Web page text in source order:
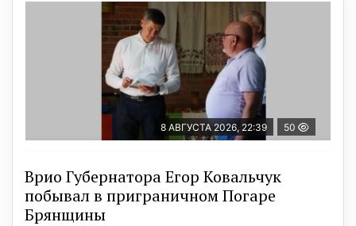
8 АВГУСТА 2026, 22:39 50
Врио Губернатора Егор Ковальчук
побывал в приграничном Погаре
Брянщины